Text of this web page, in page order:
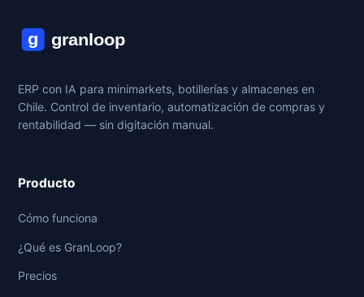
ERP con IA para minimarkets, botillerías y almacenes en
Chile. Control de inventario, automatización de compras y
rentabilidad — sin digitación manual.
Producto
Cómo funciona
¿Qué es GranLoop?
Precios